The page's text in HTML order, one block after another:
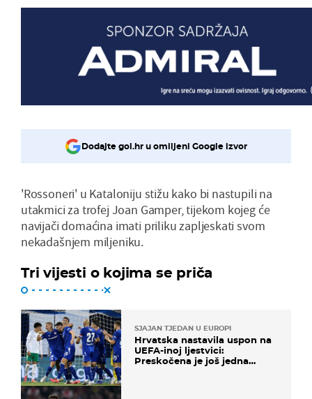
Dodajte gol.hr u omiljeni Google izvor
'Rossoneri' u Kataloniju stižu kako bi nastupili na
utakmici za trofej Joan Gamper, tijekom kojeg će
navijači domaćina imati priliku zapljeskati svom
nekadašnjem miljeniku.
Tri vijesti o kojima se priča
SJAJAN TJEDAN U EUROPI
Hrvatska nastavila uspon na
UEFA-inoj ljestvici:
Preskočena je još jedna